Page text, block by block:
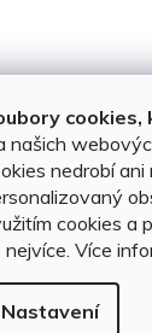
cookies,
našich
nedrobí
cookies a
nejvíce. Více
Nastavení